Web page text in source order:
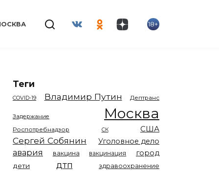
18+
Теги
COVID-19 Владимир Путин Дептранс
Задержание Москва
Роспотребнадзор СК США
Сергей Собянин Уголовное дело
авария вакцина вакцинация город
дети дтп здравоохранение